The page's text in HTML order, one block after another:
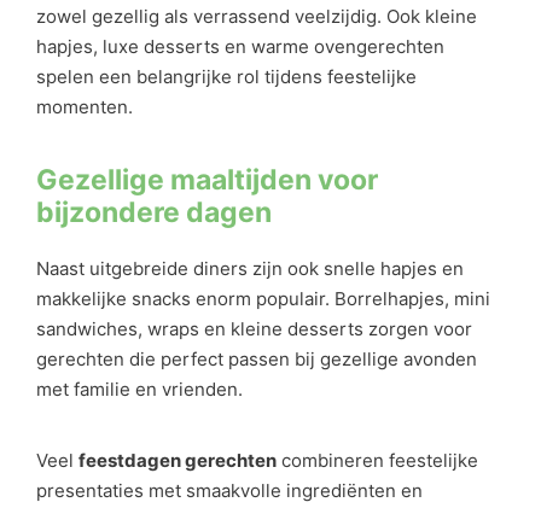
zowel gezellig als verrassend veelzijdig. Ook kleine
hapjes, luxe desserts en warme ovengerechten
spelen een belangrijke rol tijdens feestelijke
momenten.
Gezellige maaltijden voor
bijzondere dagen
Naast uitgebreide diners zijn ook snelle hapjes en
makkelijke snacks enorm populair. Borrelhapjes, mini
sandwiches, wraps en kleine desserts zorgen voor
gerechten die perfect passen bij gezellige avonden
met familie en vrienden.
Veel feestdagen gerechten combineren feestelijke
presentaties met smaakvolle ingrediënten en